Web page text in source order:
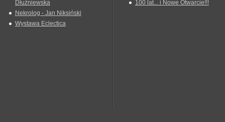
Dłużniewska
Nekrolog - Jan Niksiński
Wystawa Eclectica
100 lat... i Nowe Otwarcie!!!